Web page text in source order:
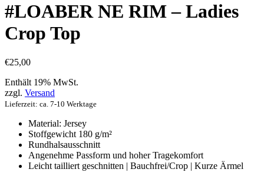
#LOABER NE RIM – Ladies
Crop Top
€25,00
Enthält 19% MwSt.
zzgl. Versand
Lieferzeit: ca. 7-10 Werktage
Material: Jersey
Stoffgewicht 180 g/m²
Rundhalsausschnitt
Angenehme Passform und hoher Tragekomfort
Leicht tailliert geschnitten | Bauchfrei/Crop | Kurze Ärmel